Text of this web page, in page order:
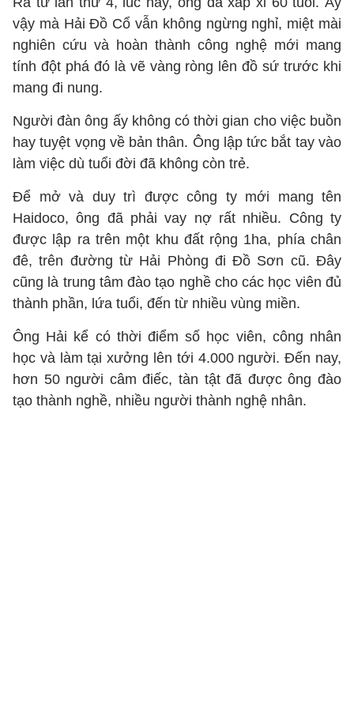
vậy mà Hải Đồ Cổ vẫn không ngừng nghỉ, miệt mài
nghiên cứu và hoàn thành công nghệ mới mang
tính đột phá đó là vẽ vàng ròng lên đồ sứ trước khi
mang đi nung.
Người đàn ông ấy không có thời gian cho việc buồn
hay tuyệt vọng về bản thân. Ông lập tức bắt tay vào
làm việc dù tuổi đời đã không còn trẻ.
Để mở và duy trì được công ty mới mang tên
Haidoco, ông đã phải vay nợ rất nhiều. Công ty
được lập ra trên một khu đất rộng 1ha, phía chân
đê, trên đường từ Hải Phòng đi Đồ Sơn cũ. Đây
cũng là trung tâm đào tạo nghề cho các học viên đủ
thành phần, lứa tuổi, đến từ nhiều vùng miền.
Ông Hải kể có thời điểm số học viên, công nhân
học và làm tại xưởng lên tới 4.000 người. Đến nay,
hơn 50 người câm điếc, tàn tật đã được ông đào
tạo thành nghề, nhiều người thành nghệ nhân.